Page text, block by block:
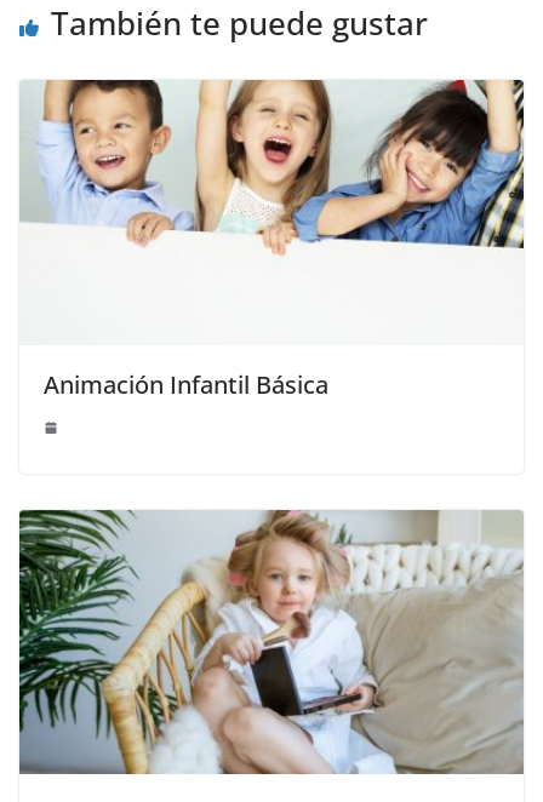
También te puede gustar
Animación Infantil Básica